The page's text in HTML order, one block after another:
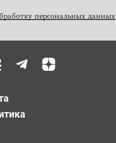
персональных данных